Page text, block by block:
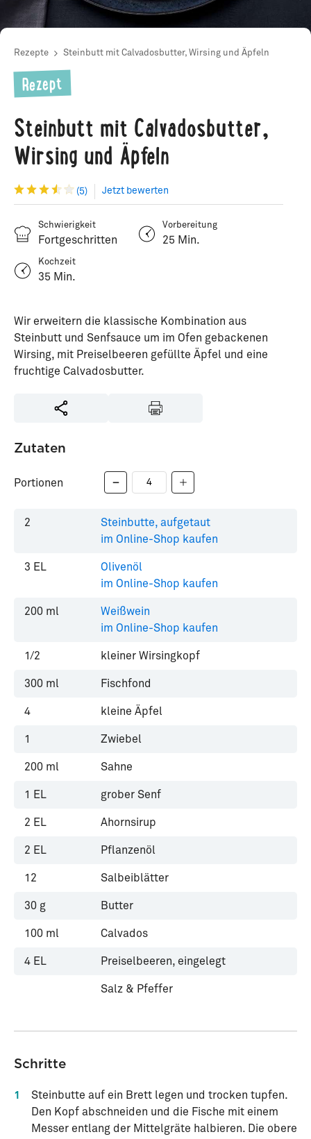
Rezepte Steinbutt mit Calvadosbutter, Wirsing und Äpfeln
Rezept
Steinbutt mit Calvadosbutter,
Wirsing und Äpfeln
(5) Jetzt bewerten
Schwierigkeit
Fortgeschritten
Vorbereitung
25 Min.
Kochzeit
35 Min.
Wir erweitern die klassische Kombination aus
Steinbutt und Senfsauce um im Ofen gebackenen
Wirsing, mit Preiselbeeren gefüllte Äpfel und eine
fruchtige Calvadosbutter.
Zutaten
Portionen
2
Steinbutte, aufgetaut
im Online-Shop kaufen
3 EL
Olivenöl
im Online-Shop kaufen
200 ml
Weißwein
im Online-Shop kaufen
1/2 kleiner Wirsingkopf
300 ml Fischfond
4 kleine Äpfel
1 Zwiebel
200 ml Sahne
1 EL grober Senf
2 EL Ahornsirup
2 EL Pflanzenöl
12 Salbeiblätter
30 g Butter
100 ml Calvados
4 EL Preiselbeeren, eingelegt
Salz & Pfeffer
Schritte
1
Steinbutte auf ein Brett legen und trocken tupfen.
Den Kopf abschneiden und die Fische mit einem
Messer entlang der Mittelgräte halbieren. Die obere